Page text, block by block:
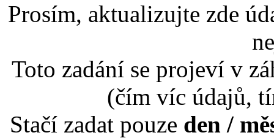
Prosím, aktualizujte zde
Toto zadání se projeví v
(čím víc údajů,
Stačí zadat pouze den /